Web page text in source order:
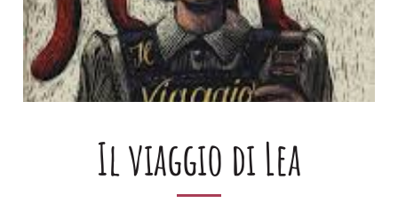
Il viaggio di Lea